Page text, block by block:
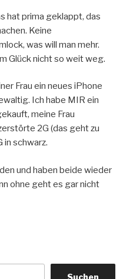
hat prima geklappt, das
Keine
was will man mehr.
Glück nicht so weit weg.
Frau ein neues iPhone
Ich habe MIR ein
meine Frau
2G (das geht zu
in schwarz.
und haben beide wieder
ohne geht es gar nicht
Suchen